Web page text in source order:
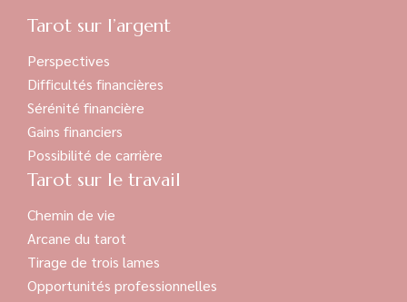
Tarot sur l’argent
Perspectives
Difficultés financières
Sérénité financière
Gains financiers
Possibilité de carrière
Tarot sur le travail
Chemin de vie
Arcane du tarot
Tirage de trois lames
Opportunités professionnelles